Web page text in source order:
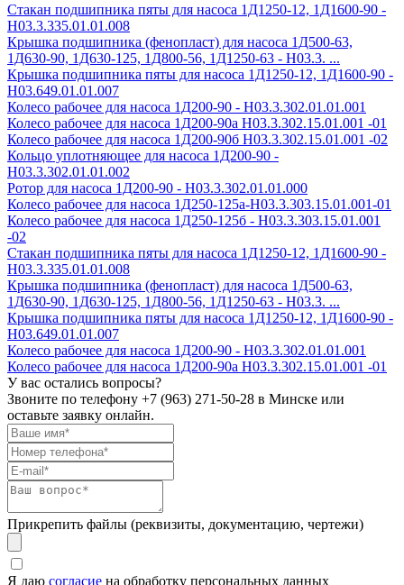
Стакан подшипника пяты для насоса 1Д1250-12, 1Д1600-90 -
Н03.3.335.01.01.008
Крышка подшипника (фенопласт) для насоса 1Д500-63,
1Д630-90, 1Д630-125, 1Д800-56, 1Д1250-63 - Н03.3. ...
Крышка подшипника пяты для насоса 1Д1250-12, 1Д1600-90 -
Н03.649.01.01.007
Колесо рабочее для насоса 1Д200-90 - H03.3.302.01.01.001
Колесо рабочее для насоса 1Д200-90а H03.3.302.15.01.001 -01
Колесо рабочее для насоса 1Д200-90б H03.3.302.15.01.001 -02
Кольцо уплотняющее для насоса 1Д200-90 -
Н03.3.302.01.01.002
Ротор для насоса 1Д200-90 - Н03.3.302.01.01.000
Колесо рабочее для насоса 1Д250-125а-Н03.3.303.15.01.001-01
Колесо рабочее для насоса 1Д250-125б - Н03.3.303.15.01.001
-02
Стакан подшипника пяты для насоса 1Д1250-12, 1Д1600-90 -
Н03.3.335.01.01.008
Крышка подшипника (фенопласт) для насоса 1Д500-63,
1Д630-90, 1Д630-125, 1Д800-56, 1Д1250-63 - Н03.3. ...
Крышка подшипника пяты для насоса 1Д1250-12, 1Д1600-90 -
Н03.649.01.01.007
Колесо рабочее для насоса 1Д200-90 - H03.3.302.01.01.001
Колесо рабочее для насоса 1Д200-90а H03.3.302.15.01.001 -01
У вас остались вопросы?
Звоните по телефону +7 (963) 271-50-28 в Минске или
оставьте заявку онлайн.
Прикрепить файлы (реквизиты, документацию, чертежи)
Я даю согласие на обработку персональных данных